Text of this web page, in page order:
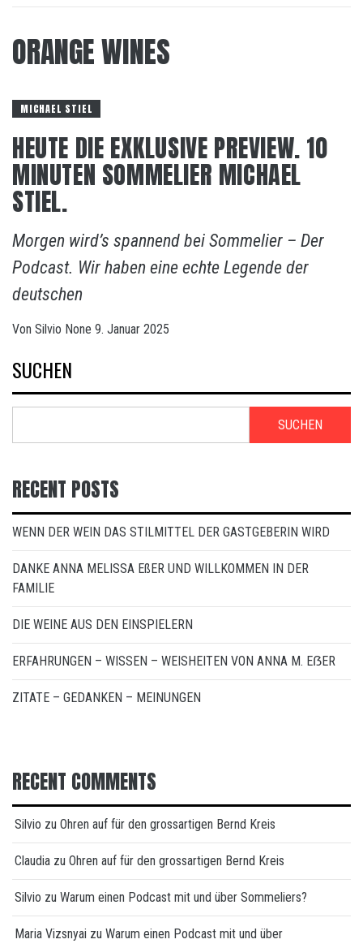
ORANGE WINES
MICHAEL STIEL
HEUTE DIE EXKLUSIVE PREVIEW. 10
MINUTEN SOMMELIER MICHAEL
STIEL.
Morgen wird’s spannend bei Sommelier – Der
Podcast. Wir haben eine echte Legende der
deutschen
Von Silvio None 9. Januar 2025
SUCHEN
SUCHEN
RECENT POSTS
WENN DER WEIN DAS STILMITTEL DER GASTGEBERIN WIRD
DANKE ANNA MELISSA EßER UND WILLKOMMEN IN DER
FAMILIE
DIE WEINE AUS DEN EINSPIELERN
ERFAHRUNGEN – WISSEN – WEISHEITEN VON ANNA M. EẞER
ZITATE – GEDANKEN – MEINUNGEN
RECENT COMMENTS
Silvio zu Ohren auf für den grossartigen Bernd Kreis
Claudia zu Ohren auf für den grossartigen Bernd Kreis
Silvio zu Warum einen Podcast mit und über Sommeliers?
Maria Vizsnyai zu Warum einen Podcast mit und über